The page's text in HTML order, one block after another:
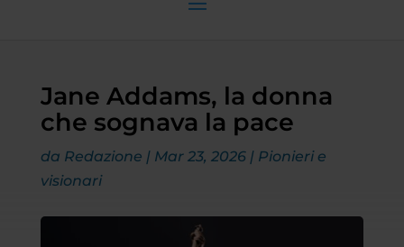
Jane Addams, la donna
che sognava la pace
da Redazione | Mar 23, 2026| Pionieri e
visionari